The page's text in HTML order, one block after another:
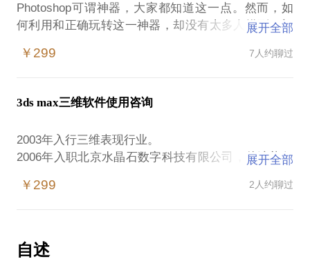
二 【您需要准备的】
个人主创作品：
国家图书馆二层公共展馆内的《国家数字图书馆数图
工程影片》；
Photoshop可谓神器，大家都知道这一点。然而，如
何利用和正确玩转这一神器，却没有太多人摸到了门
无论你是需要把大尺寸图片进行较色和各种蒙太奇处
P图的运营／产品狗，甚至只是想在生活中处理家庭
照片使得风景和人都更美的普通爱好者，我都可以帮
教你一些新功能，现场演示一些新玩法，Photoshop
乐趣无穷，十二年PS经验愿意分享给你。
如今做三维宣传片，感兴趣的优酷搜北京达芬奇数字
展开全部
￥299 7人约聊过
3ds max三维软件使用咨询
2003年入行三维表现行业。
2006年入职北京水晶石数字科技有限公司，从渲染师
演）。
制作、国家测绘局应急测绘制作等众多大型项目。
培训软件包括：3ds max(三维）、 photoshop(平
展开全部
￥299 2人约聊过
自述